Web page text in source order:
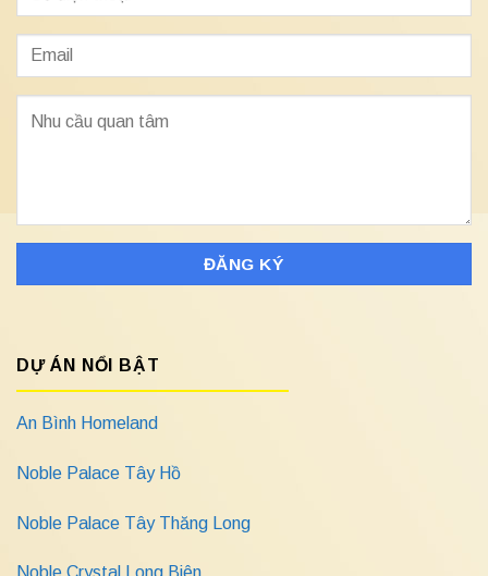
DỰ ÁN NỔI BẬT
An Bình Homeland
Noble Palace Tây Hồ
Noble Palace Tây Thăng Long